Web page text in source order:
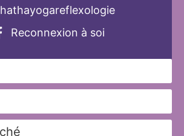
hathayogareflexologie
Reconnexion à soi